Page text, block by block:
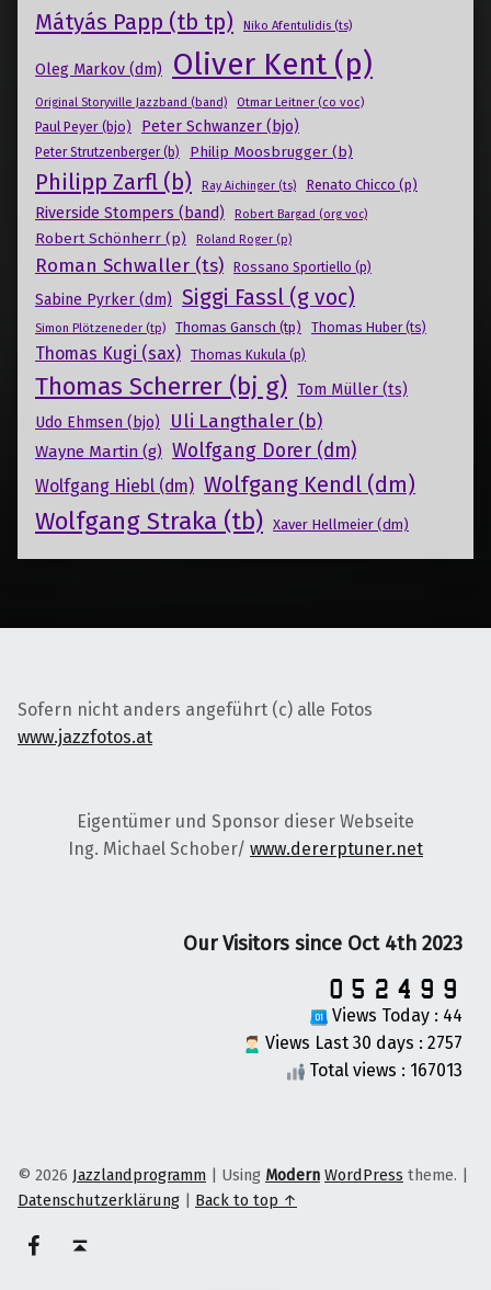
Mátyás Papp (tb tp) Niko Afentulidis (ts)
Oleg Markov (dm) Oliver Kent (p)
Original Storyville Jazzband (band) Otmar Leitner (co voc)
Paul Peyer (bjo) Peter Schwanzer (bjo)
Peter Strutzenberger (b) Philip Moosbrugger (b)
Philipp Zarfl (b) Ray Aichinger (ts) Renato Chicco (p)
Riverside Stompers (band) Robert Bargad (org voc)
Robert Schönherr (p) Roland Roger (p)
Roman Schwaller (ts) Rossano Sportiello (p)
Sabine Pyrker (dm) Siggi Fassl (g voc)
Simon Plötzeneder (tp) Thomas Gansch (tp) Thomas Huber (ts)
Thomas Kugi (sax) Thomas Kukula (p)
Thomas Scherrer (bj g) Tom Müller (ts)
Udo Ehmsen (bjo)
Uli Langthaler (b)
Wayne Martin (g) Wolfgang Dorer (dm)
Wolfgang Hiebl (dm) Wolfgang Kendl (dm)
Wolfgang Straka (tb) Xaver Hellmeier (dm)
Sofern nicht anders angeführt (c) alle Fotos
www.jazzfotos.at
Eigentümer und Sponsor dieser Webseite
Ing. Michael Schober/ www.dererptuner.net
Our Visitors since Oct 4th 2023
Views Today : 44
Views Last 30 days : 2757
Total views : 167013
© 2026 Jazzlandprogramm Using Modern WordPress theme.
Datenschutzerklärung
Back to top ↑